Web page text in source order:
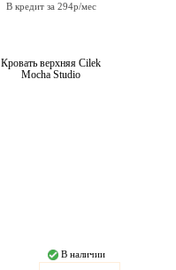
В кредит за 294р/мес
Кровать верхняя Cilek
Mocha Studio
В наличии